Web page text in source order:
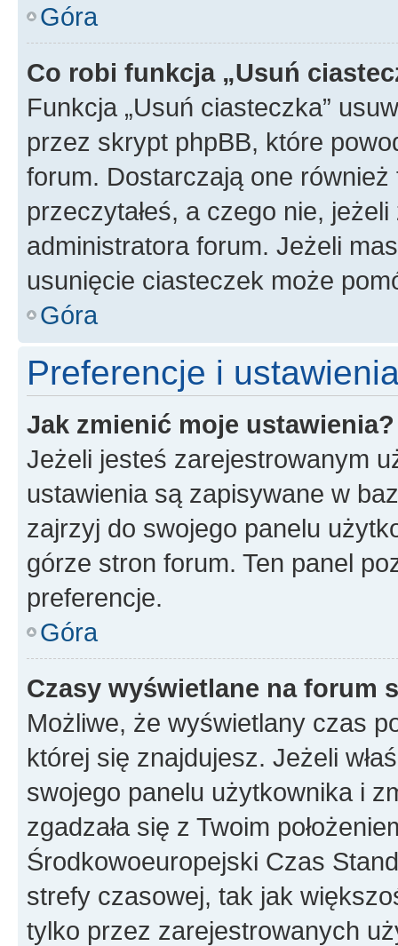
Góra
Co robi funkcja „Usuń
Funkcja „Usuń ciasteczka”
przez skrypt phpBB, które
forum. Dostarczają one
przeczytałeś, a czego nie,
administratora forum. Jeżeli
usunięcie ciasteczek może
Góra
Preferencje i
Jak zmienić moje ustawienia?
Jeżeli jesteś zarejestrowanym
ustawienia są zapisywane w
zajrzyj do swojego panelu
górze stron forum. Ten panel
preferencje.
Góra
Czasy wyświetlane na forum
Możliwe, że wyświetlany czas
której się znajdujesz. Jeżeli
swojego panelu użytkownika i
zgadzała się z Twoim
Środkowoeuropejski Czas
strefy czasowej, tak jak
tylko przez zarejestrowanych